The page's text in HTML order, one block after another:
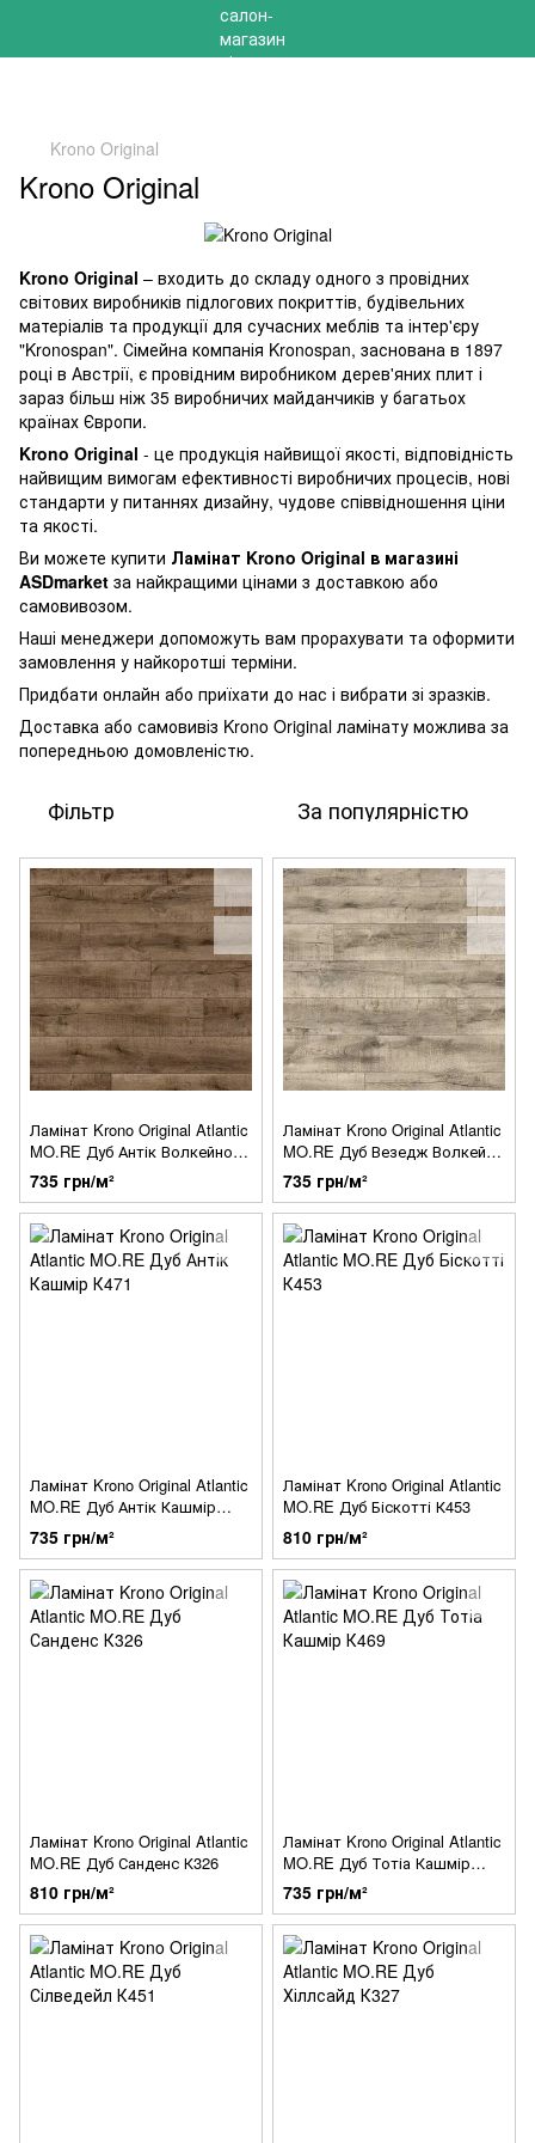
Krono Original
Krono Original
Krono Original – входить до складу одного з провідних
світових виробників підлогових покриттів, будівельних
матеріалів та продукції для сучасних меблів та інтер'єру
"Kronospan". Сімейна компанія Kronospan, заснована в 1897
році в Австрії, є провідним виробником дерев'яних плит і
зараз більш ніж 35 виробничих майданчиків у багатьох
країнах Європи.
Krono Original - це продукція найвищої якості, відповідність
найвищим вимогам ефективності виробничих процесів, нові
стандарти у питаннях дизайну, чудове співвідношення ціни
та якості.
Ви можете купити Ламінат Krono Original в магазині
ASDmarket за найкращими цінами з доставкою або
самовивозом.
Наші менеджери допоможуть вам прорахувати та оформити
замовлення у найкоротші терміни.
Придбати онлайн або приїхати до нас і вибрати зі зразків.
Доставка або самовивіз Krono Original ламінату можлива за
попередньою домовленістю.
Фільтр За популярністю
Ламінат Krono Original Atlantic
MO.RE Дуб Антік Волкейно
К461
735 грн/м²
Ламінат Krono Original Atlantic
MO.RE Дуб Везедж Волкейно
К463
735 грн/м²
Ламінат Krono Original Atlantic
MO.RE Дуб Антік Кашмір
К471
735 грн/м²
Ламінат Krono Original Atlantic
MO.RE Дуб Біскотті К453
810 грн/м²
Ламінат Krono Original Atlantic
MO.RE Дуб Санденс К326
810 грн/м²
Ламінат Krono Original Atlantic
MO.RE Дуб Тотіа Кашмір
К469
735 грн/м²